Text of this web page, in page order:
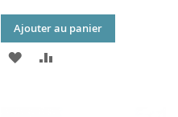
Ajouter au panier
AJOUTER